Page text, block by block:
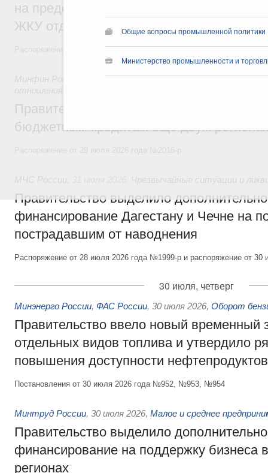
Общие вопросы промышленной политики
Министерство промышленности и
на предоставление мер социальной
ЖКУ отдельным категориям граждан
Распоряжение от 30 июля 2026 года №2032-р
Минфин России 31 июля 2026,Бюджеты субъектов
отношения
Правительство спишет часть
бюджетным кредитам ещё двум
МЧС России Чрезвычайные ситуации и
Правительство выделило
финансирование Дагестану и Чечне на
пострадавшим от наводнения
Распоряжение от 28 июля 2026 года №1999-р и распоряжение от
30 июля, четверг
Минэнерго России, ФАС России, 30 июля 2026, Оборот
Правительство ввело новый временный
отдельных видов топлива и утвердило
повышения доступности нефтепродуктов
Постановления от 30 июля 2026 года №952, №953, №954
Минтруд России, 30 июля 2026, Малое и среднее
Правительство выделило
финансирование на поддержку бизнеса
регионах